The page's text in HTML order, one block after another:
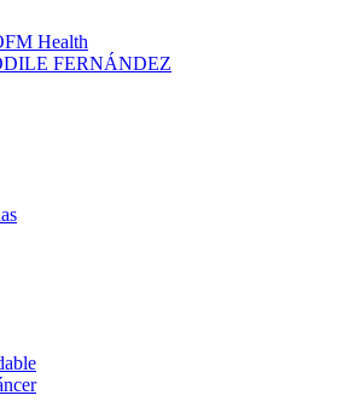
Health
FERNÁNDEZ